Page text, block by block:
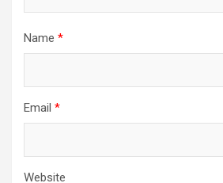
Name *
Email *
Website